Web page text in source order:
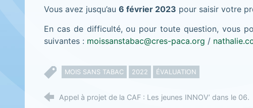
Vous avez jusqu’au 6 février 2023 pour saisir votre
En cas de difficulté, ou pour toute question, vous
suivantes : moissanstabac@cres-paca.org /
MOIS SANS TABAC 2022 ÉVALUATION
Appel à projet de la CAF : Les jeunes INNOV’ dans le 06.